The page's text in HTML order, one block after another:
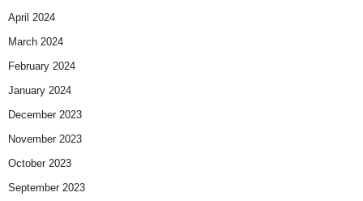
April 2024
March 2024
February 2024
January 2024
December 2023
November 2023
October 2023
September 2023